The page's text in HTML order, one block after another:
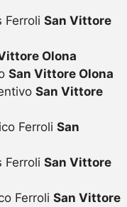
Ferroli San Vittore
Olona
San Vittore Olona
San Vittore
Ferroli San
Ferroli San Vittore
Ferroli San Vittore